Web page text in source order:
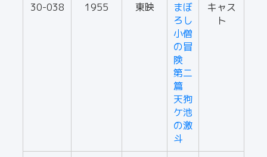
30-038 1955 東映
まぼ
ろし
小僧
の冒
険
第二
篇
天狗
ケ池
の激
斗
キャス
ト